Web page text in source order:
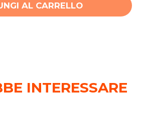
AL CARRELLO
INTERESSARE